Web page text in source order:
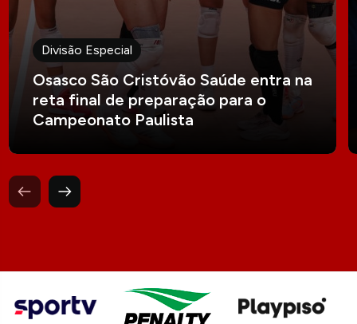
Divisão Especial
Osasco São Cristóvão Saúde entra na
reta final de preparação para o
Campeonato Paulista